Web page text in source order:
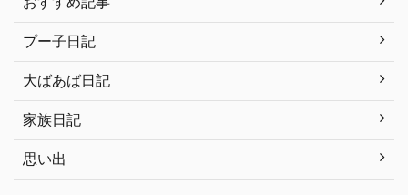
プー子日記
大ばあば日記
家族日記
思い出